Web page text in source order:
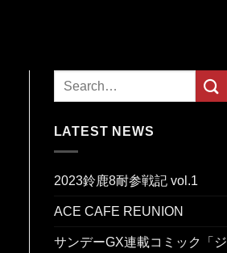
LATEST NEWS
2023鈴鹿8耐参戦記 vol.1
ACE CAFE REUNION
サンデーGX連載コミック「ジ